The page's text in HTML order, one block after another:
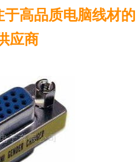
高品质电脑线材的
应商